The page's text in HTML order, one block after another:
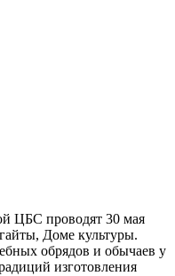
ЦБС проводят 30 мая
Доме культуры.
обрядов и обычаев у
изготовления